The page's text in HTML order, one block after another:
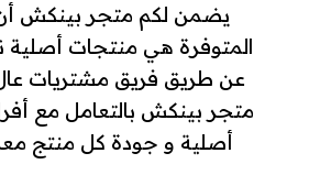
يضمن لكم متجر بينكش
المتوفرة هي منتجات أصلية
عن طريق فريق مشتريات عال
متجر بينكش بالتعامل مع
أصلية و جودة كل منتج